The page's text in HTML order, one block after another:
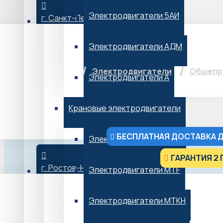
г. Санкт-Петербург
г. Ростов-На-Дону
Электродвигатели 5АИ
Электродвигатели АДМ
Электродвигатели А
Крановые электродвигатели
Электродвигатели МТН
Электродвигатели MTF
Электродвигатели МТКН
Электродвигатели
БЕСПЛАТНАЯ ДОСТАВКА
ГАРАНТИЯ 2
от 22 069 ₽*
*Не является публичной офертой
В НАЛИЧИИ